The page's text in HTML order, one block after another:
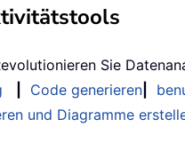
Sie
Code generieren
und Diagramme